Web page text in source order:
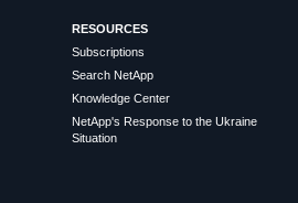
RESOURCES
Subscriptions
Search NetApp
Knowledge Center
NetApp's Response to the Ukraine
Situation